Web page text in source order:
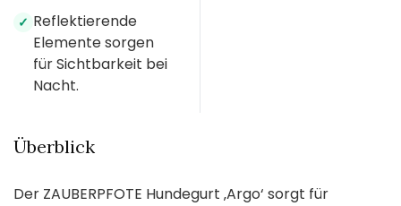
✓ Reflektierende
Elemente sorgen
für Sichtbarkeit bei
Nacht.
Überblick
Der ZAUBERPFOTE Hundegurt ‚Argo‘ sorgt für